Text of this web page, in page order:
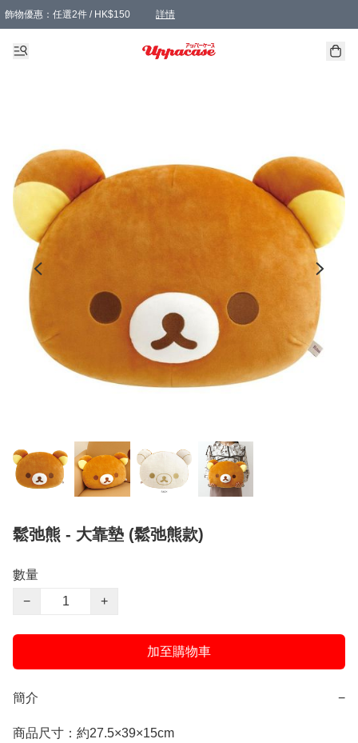
飾物優惠：任選2件 / HK$150 詳情
髮飾優惠：任選2件 / HK$100 詳情
精選襪子優惠：任選3對 / HK$115 詳情
滿額免運：本地訂單滿港幣350元可享免運費優惠
鬆弛熊 - 大靠墊 (鬆弛熊款)
數量
−
+
加至購物車
簡介 −
商品尺寸：約27.5×39×15cm